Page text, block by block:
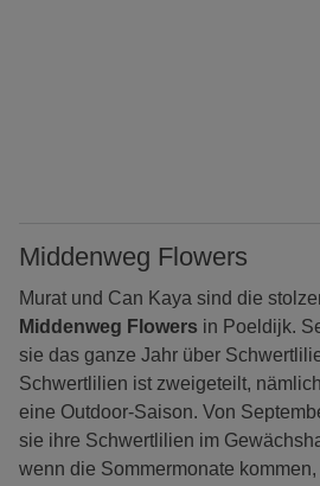
Middenweg Flowers
Murat und Can Kaya sind die
Middenweg Flowers in Poeldijk.
sie das ganze Jahr über
Schwertlilien ist zweigeteilt,
eine Outdoor-Saison. Von
sie ihre Schwertlilien im
wenn die Sommermonate